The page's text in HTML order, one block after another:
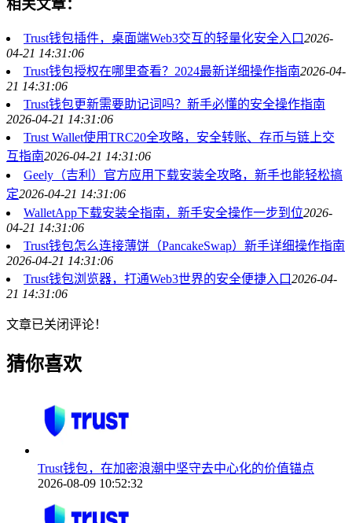
相关文章：
Trust钱包插件，桌面端Web3交互的轻量化安全入口2026-
04-21 14:31:06
Trust钱包授权在哪里查看？2024最新详细操作指南2026-04-
21 14:31:06
Trust钱包更新需要助记词吗？新手必懂的安全操作指南
2026-04-21 14:31:06
Trust Wallet使用TRC20全攻略，安全转账、存币与链上交
互指南2026-04-21 14:31:06
Geely（吉利）官方应用下载安装全攻略，新手也能轻松搞
定2026-04-21 14:31:06
WalletApp下载安装全指南，新手安全操作一步到位2026-
04-21 14:31:06
Trust钱包怎么连接薄饼（PancakeSwap）新手详细操作指南
2026-04-21 14:31:06
Trust钱包浏览器，打通Web3世界的安全便捷入口2026-04-
21 14:31:06
文章已关闭评论！
猜你喜欢
Trust钱包，在加密浪潮中坚守去中心化的价值锚点
2026-08-09 10:52:32